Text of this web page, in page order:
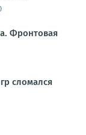
Фронтовая
сломался